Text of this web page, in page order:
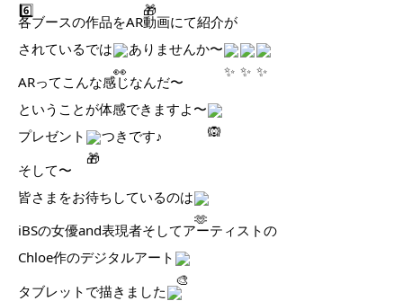
各ブースの作品をAR動画にて紹介が
されているでは
ありませんか〜
ARってこんな感じなんだ〜
ということが体感できますよ〜
プレゼント
つきです♪
そして〜
皆さまをお待ちしているのは
iBSの女優and表現者そしてアーティストの
Chloe作のデジタルアート
タブレットで描きました